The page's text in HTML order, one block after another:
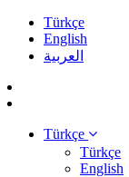
Türkçe
English
العربية
Türkçe
Türkçe
English